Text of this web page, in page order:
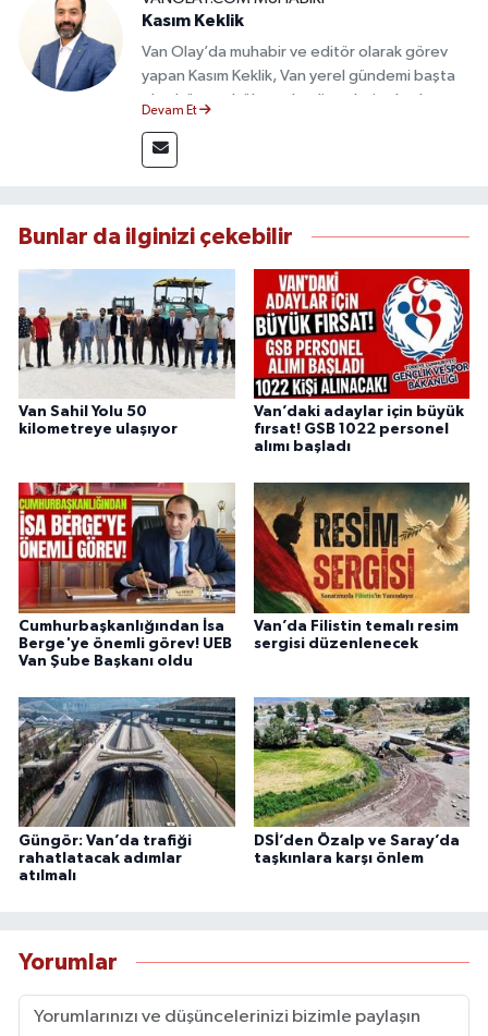
Kasım Keklik
Van Olay’da muhabir ve editör olarak görev
yapan Kasım Keklik, Van yerel gündemi başta
olmak üzere bölgesel gelişmeleri sahadan
deneyimiyle hızlı ve doğru haber üretimine
odaklanan Keklik, tarafsızlık ve etik gazetecilik
Devam Et
Bunlar da ilginizi çekebilir
Van Sahil Yolu 50
kilometreye ulaşıyor
Van’daki adaylar için büyük
fırsat! GSB 1022 personel
alımı başladı
Cumhurbaşkanlığından İsa
Berge'ye önemli görev! UEB
Van Şube Başkanı oldu
Van’da Filistin temalı resim
sergisi düzenlenecek
Güngör: Van’da trafiği
rahatlatacak adımlar
atılmalı
DSİ’den Özalp ve Saray’da
taşkınlara karşı önlem
Yorumlar